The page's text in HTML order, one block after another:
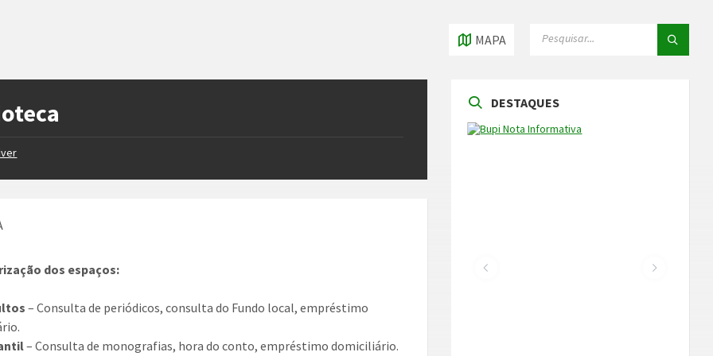
MAPA
PESQUISAR
dos espaços:
– Consulta de periódicos, consulta do Fundo local, empréstimo
– Consulta de monografias, hora do conto, empréstimo domiciliário.
DESTAQUES